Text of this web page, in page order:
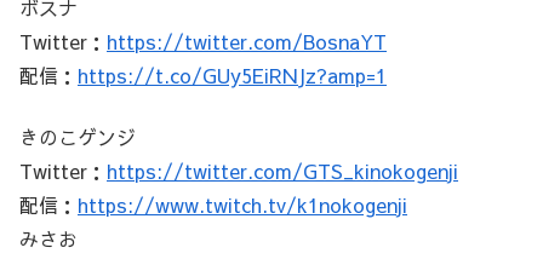
ボスナ
Twitter： https://twitter.com/BosnaYT
配信： https://t.co/GUy5EiRNJz?amp=1
きのこゲンジ
Twitter： https://twitter.com/GTS_kinokogenji
配信： https://www.twitch.tv/k1nokogenji
みさお